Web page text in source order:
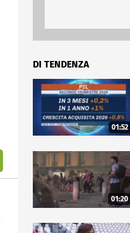
DI TENDENZA
01:52
01:20